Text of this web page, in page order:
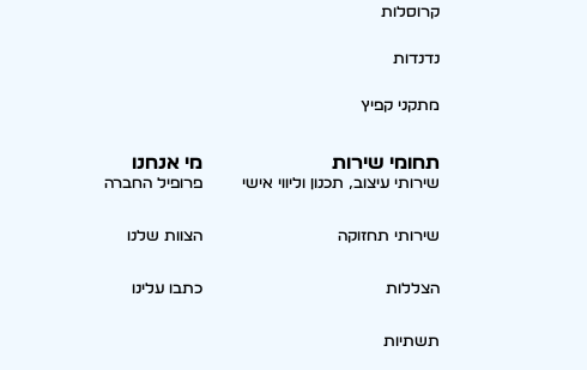
קרוסלות
נדנדות
מתקני קפיץ
תחומי שירות
שירותי עיצוב, תכנון וליווי אישי
שירותי תחזוקה
הצללות
תשתיות
מי אנחנו
פרופיל החברה
הצוות שלנו
כתבו עלינו